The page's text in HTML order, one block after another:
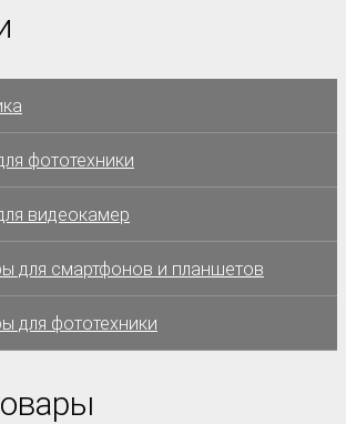
фототехники
видеокамер
для смартфонов и планшетов
для фототехники